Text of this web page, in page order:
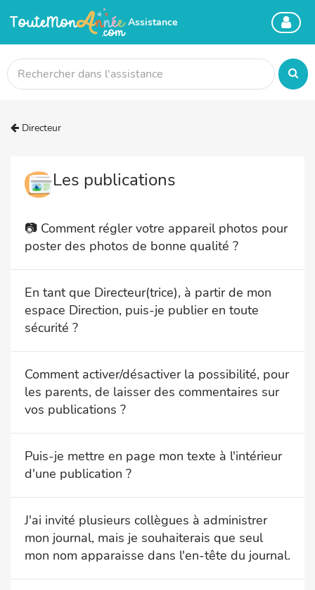
Assistance
Directeur
Les publications
📷 Comment régler votre appareil photos pour
poster des photos de bonne qualité ?
En tant que Directeur(trice), à partir de mon
espace Direction, puis-je publier en toute
sécurité ?
Comment activer/désactiver la possibilité, pour
les parents, de laisser des commentaires sur
vos publications ?
Puis-je mettre en page mon texte à l'intérieur
d'une publication ?
J'ai invité plusieurs collègues à administrer
mon journal, mais je souhaiterais que seul
mon nom apparaisse dans l'en-tête du journal.